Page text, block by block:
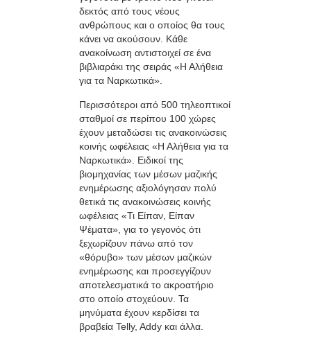
δεκτός από τους νέους
ανθρώπους και ο οποίος θα τους
κάνει να ακούσουν. Κάθε
ανακοίνωση αντιστοιχεί σε ένα
βιβλιαράκι της σειράς «Η Αλήθεια
για τα Ναρκωτικά».
Περισσότεροι από 500 τηλεοπτικοί
σταθμοί σε περίπου 100 χώρες
έχουν μεταδώσει τις ανακοινώσεις
κοινής ωφέλειας «Η Αλήθεια για τα
Ναρκωτικά». Ειδικοί της
βιομηχανίας των μέσων μαζικής
ενημέρωσης αξιολόγησαν πολύ
θετικά τις ανακοινώσεις κοινής
ωφέλειας «Τι Είπαν, Είπαν
Ψέματα», για το γεγονός ότι
ξεχωρίζουν πάνω από τον
«θόρυβο» των μέσων μαζικών
ενημέρωσης και προσεγγίζουν
αποτελεσματικά το ακροατήριο
στο οποίο στοχεύουν. Τα
μηνύματα έχουν κερδίσει τα
βραβεία Telly, Addy και άλλα.